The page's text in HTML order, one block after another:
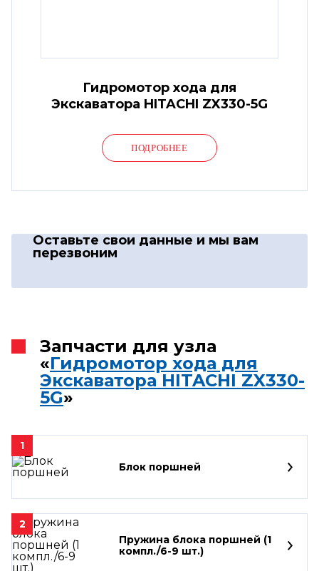
Гидромотор хода для
Экскаватора HITACHI ZX330-5G
ПОДРОБНЕЕ
Оставьте свои данные и мы вам
перезвоним
Запчасти для узла
«Гидромотор хода для
Экскаватора HITACHI ZX330-
5G»
1
Блок поршней
2
Пружина блока поршней (1
компл./6-9 шт.)